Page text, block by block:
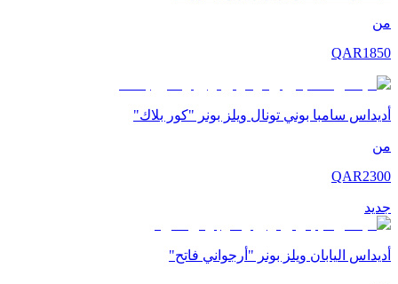
من
QAR1850
أديداس سامبا بوني تونال ويلز بونر "كور بلاك"
من
QAR2300
جديد
أديداس اليابان ويلز بونر "أرجواني فاتح"